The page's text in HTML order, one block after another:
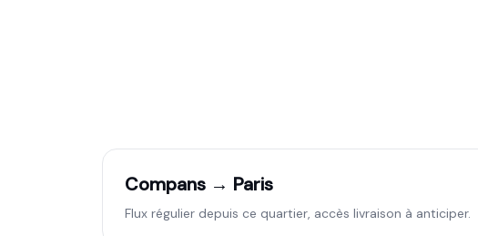
Compans → Paris
Flux régulier depuis ce quartier, accès livraison à anticiper.